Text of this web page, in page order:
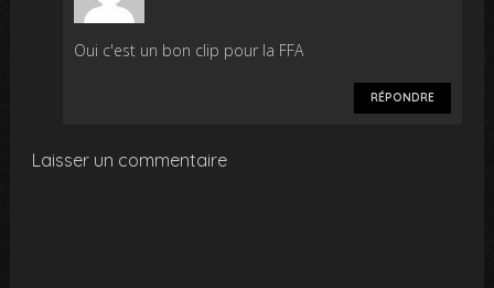
Oui c'est un bon clip pour la FFA
RÉPONDRE
Laisser un commentaire